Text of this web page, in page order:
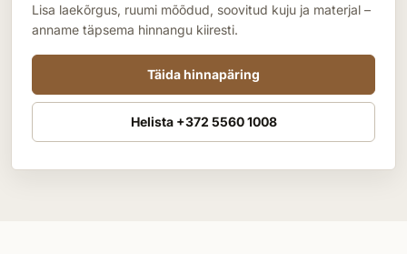
Lisa laekõrgus, ruumi mõõdud, soovitud kuju ja materjal –
anname täpsema hinnangu kiiresti.
Täida hinnapäring
Helista +372 5560 1008